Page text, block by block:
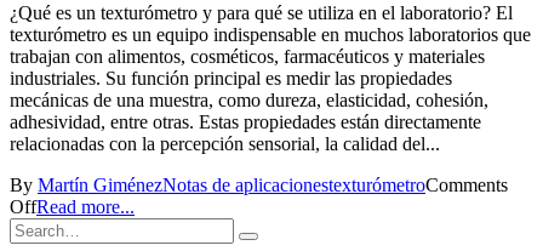
¿Qué es un texturómetro y para qué se utiliza en el laboratorio? El
texturómetro es un equipo indispensable en muchos laboratorios que
trabajan con alimentos, cosméticos, farmacéuticos y materiales
industriales. Su función principal es medir las propiedades
mecánicas de una muestra, como dureza, elasticidad, cohesión,
adhesividad, entre otras. Estas propiedades están directamente
relacionadas con la percepción sensorial, la calidad del...
By Martín GiménezNotas de aplicacionestexturómetroComments
OffRead more...